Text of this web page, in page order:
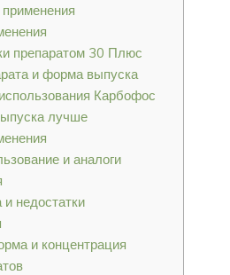
препаратом 30 Плюс
и форма выпуска
Карбофос
лучше
и аналоги
недостатки
и концентрация